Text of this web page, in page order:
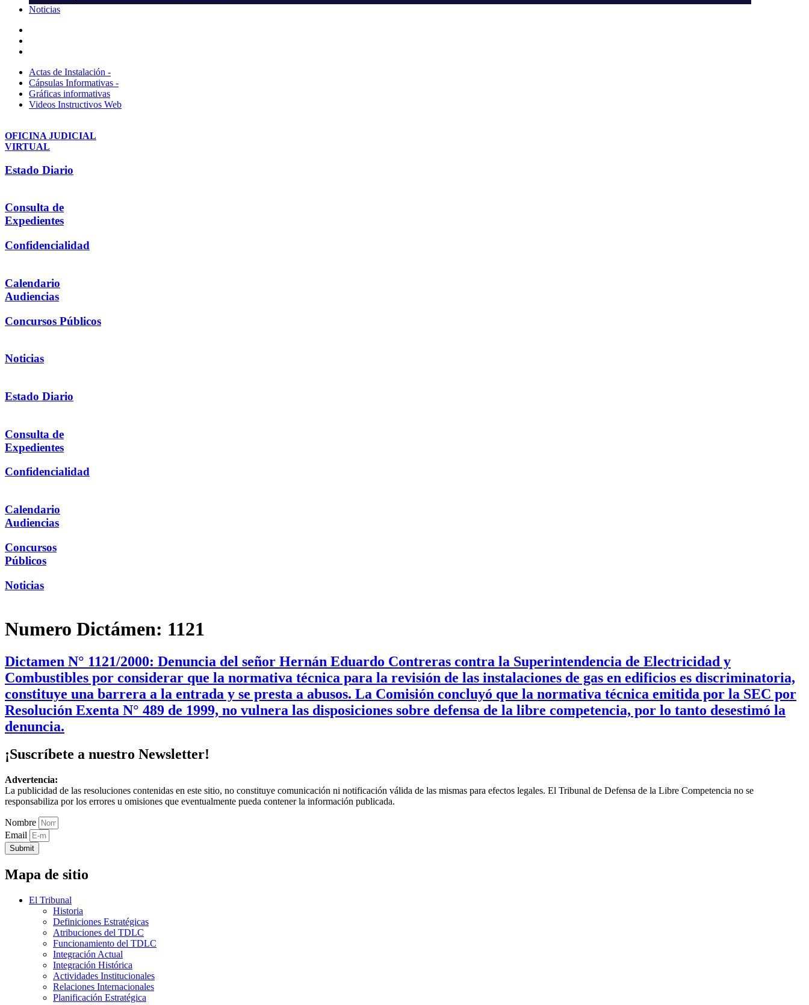
Noticias
Actas de Instalación -
Cápsulas Informativas -
Gráficas informativas
Videos Instructivos Web
OFICINA JUDICIAL
VIRTUAL
Estado Diario
Consulta de
Expedientes
Confidencialidad
Calendario
Audiencias
Concursos Públicos
Noticias
Estado Diario
Consulta de
Expedientes
Confidencialidad
Calendario
Audiencias
Concursos
Públicos
Noticias
Numero Dictámen: 1121
Dictamen N° 1121/2000: Denuncia del señor Hernán Eduardo Contreras contra la Superintendencia de Electricidad y
Combustibles por considerar que la normativa técnica para la revisión de las instalaciones de gas en edificios es discriminatoria,
constituye una barrera a la entrada y se presta a abusos. La Comisión concluyó que la normativa técnica emitida por la SEC por
Resolución Exenta N° 489 de 1999, no vulnera las disposiciones sobre defensa de la libre competencia, por lo tanto desestimó la
denuncia.
¡Suscríbete a nuestro Newsletter!
Advertencia:
La publicidad de las resoluciones contenidas en este sitio, no constituye comunicación ni notificación válida de las mismas para efectos legales. El Tribunal de Defensa de la Libre Competencia no se
responsabiliza por los errores u omisiones que eventualmente pueda contener la información publicada.
Nombre
Email
Submit
Mapa de sitio
El Tribunal
Historia
Definiciones Estratégicas
Atribuciones del TDLC
Funcionamiento del TDLC
Integración Actual
Integración Histórica
Actividades Institucionales
Relaciones Internacionales
Planificación Estratégica